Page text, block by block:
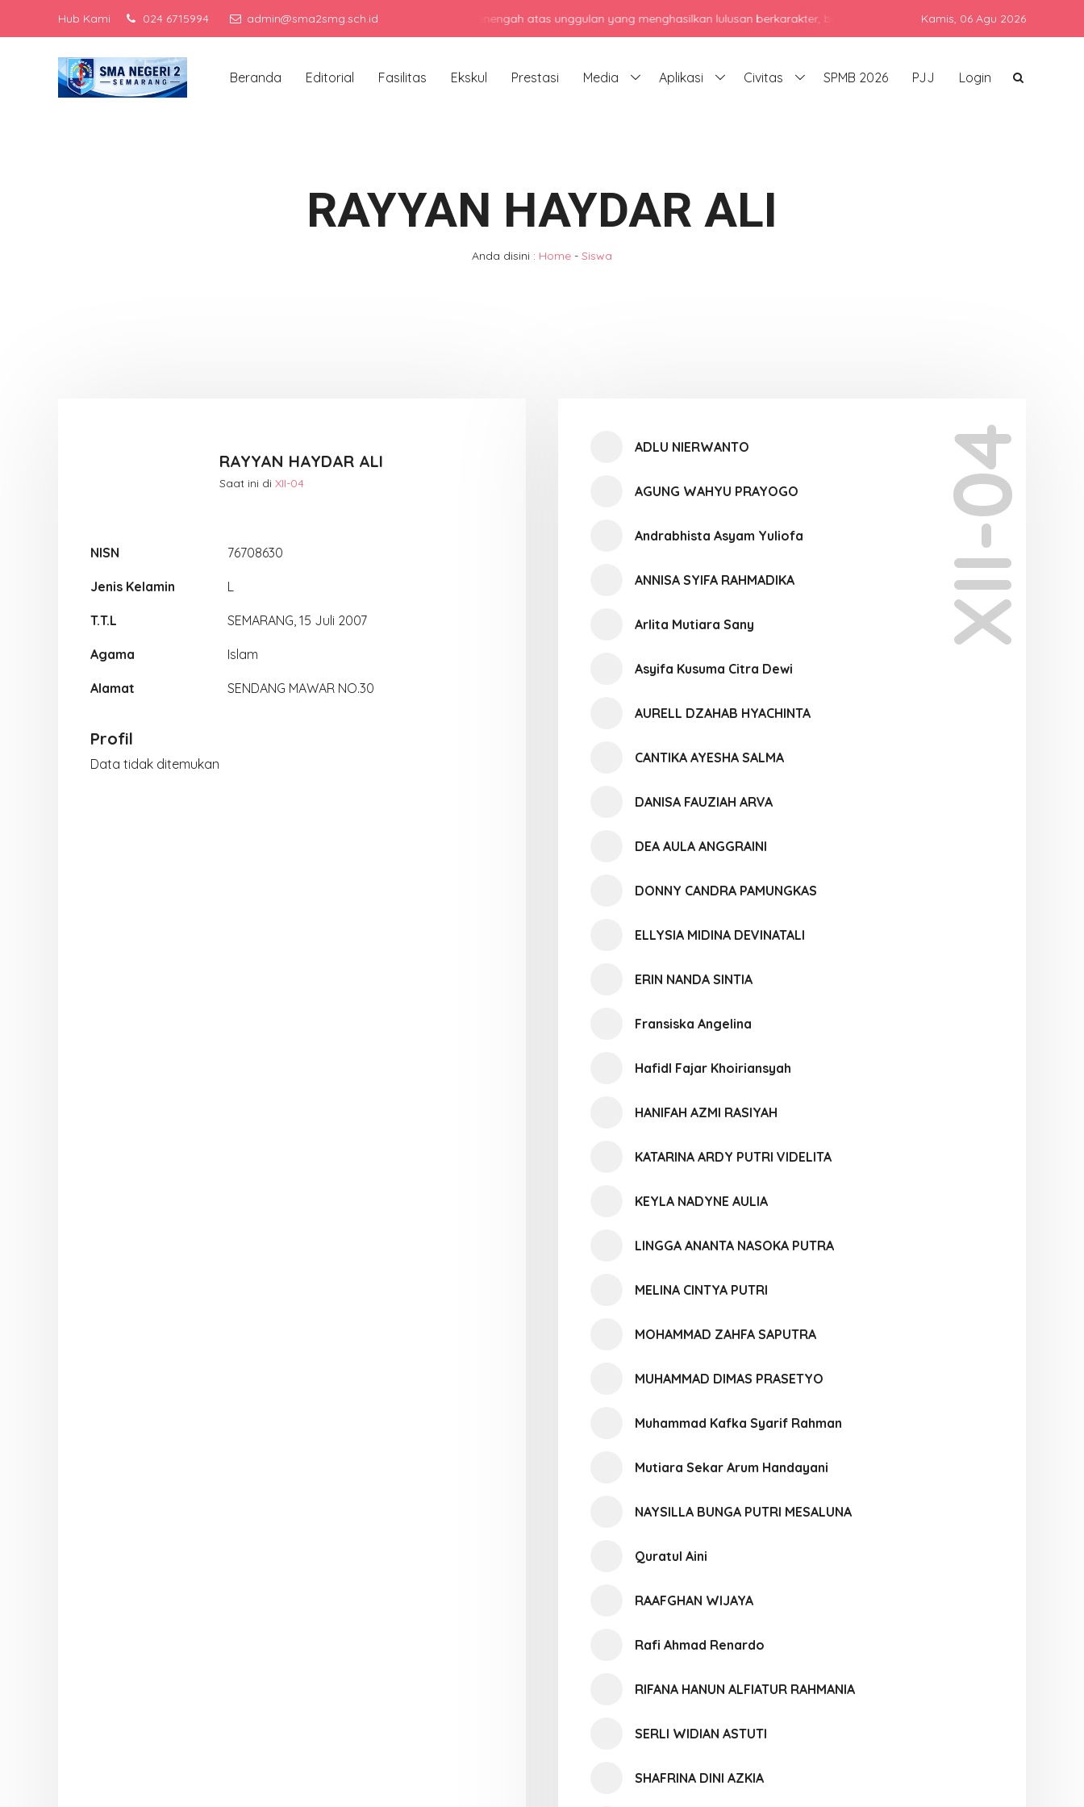
Hub Kami 024 6715994 admin@sma2smg.sch.idMenjadi sekolah menengah atas unggulan yang menghasilkan lulusan berkarakter, berprestasi, dan siap bersaing di era global dengan
Kamis, 06 Agu 2026
Beranda Editorial Fasilitas Ekskul Prestasi Media Aplikasi Civitas SPMB 2026 PJJ Login
RAYYAN HAYDAR ALI
Anda disini : Home - Siswa
RAYYAN HAYDAR ALI
Saat ini di XII-04
NISN 76708630
Jenis Kelamin L
T.T.L SEMARANG, 15 Juli 2007
Agama Islam
Alamat SENDANG MAWAR NO.30
Profil
Data tidak ditemukan
XII-04
ADLU NIERWANTO
AGUNG WAHYU PRAYOGO
Andrabhista Asyam Yuliofa
ANNISA SYIFA RAHMADIKA
Arlita Mutiara Sany
Asyifa Kusuma Citra Dewi
AURELL DZAHAB HYACHINTA
CANTIKA AYESHA SALMA
DANISA FAUZIAH ARVA
DEA AULA ANGGRAINI
DONNY CANDRA PAMUNGKAS
ELLYSIA MIDINA DEVINATALI
ERIN NANDA SINTIA
Fransiska Angelina
Hafidl Fajar Khoiriansyah
HANIFAH AZMI RASIYAH
KATARINA ARDY PUTRI VIDELITA
KEYLA NADYNE AULIA
LINGGA ANANTA NASOKA PUTRA
MELINA CINTYA PUTRI
MOHAMMAD ZAHFA SAPUTRA
MUHAMMAD DIMAS PRASETYO
Muhammad Kafka Syarif Rahman
Mutiara Sekar Arum Handayani
NAYSILLA BUNGA PUTRI MESALUNA
Quratul Aini
RAAFGHAN WIJAYA
Rafi Ahmad Renardo
RIFANA HANUN ALFIATUR RAHMANIA
SERLI WIDIAN ASTUTI
SHAFRINA DINI AZKIA